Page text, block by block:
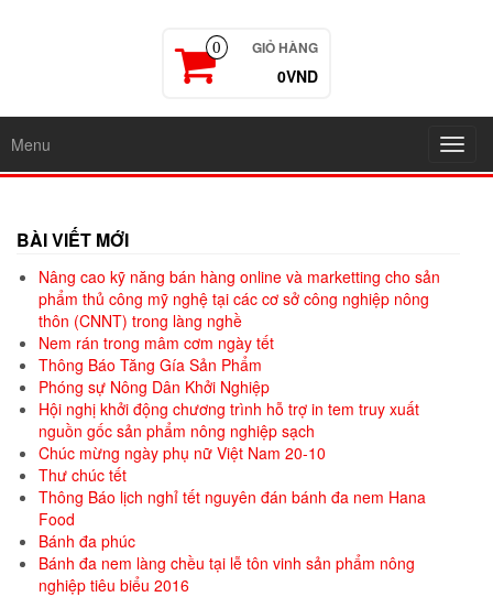
0 GIỎ HÀNG
0VND
Menu
BÀI VIẾT MỚI
Nâng cao kỹ năng bán hàng online và marketting cho sản
phẩm thủ công mỹ nghệ tại các cơ sở công nghiệp nông
thôn (CNNT) trong làng nghề
Nem rán trong mâm cơm ngày tết
Thông Báo Tăng Gía Sản Phẩm
Phóng sự Nông Dân Khởi Nghiệp
Hội nghị khởi động chương trình hỗ trợ in tem truy xuất
nguồn gốc sản phẩm nông nghiệp sạch
Chúc mừng ngày phụ nữ Việt Nam 20-10
Thư chúc tết
Thông Báo lịch nghỉ tết nguyên đán bánh đa nem Hana
Food
Bánh đa phúc
Bánh đa nem làng chều tại lễ tôn vinh sản phẩm nông
nghiệp tiêu biểu 2016